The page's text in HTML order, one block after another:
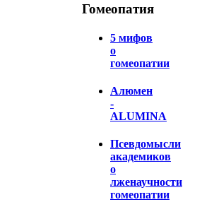
Гомеопатия
5 мифов
о
гомеопатии
Алюмен
-
ALUMINA
Псевдомысли
академиков
о
лженаучности
гомеопатии